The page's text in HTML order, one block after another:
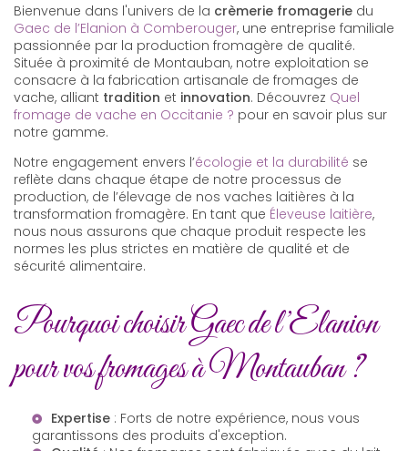
Bienvenue dans l'univers de la crèmerie fromagerie du
Gaec de l’Elanion à Comberouger, une entreprise familiale
passionnée par la production fromagère de qualité.
Située à proximité de Montauban, notre exploitation se
consacre à la fabrication artisanale de fromages de
vache, alliant tradition et innovation. Découvrez Quel
fromage de vache en Occitanie ? pour en savoir plus sur
notre gamme.
Notre engagement envers l’écologie et la durabilité se
reflète dans chaque étape de notre processus de
production, de l’élevage de nos vaches laitières à la
transformation fromagère. En tant que Éleveuse laitière,
nous nous assurons que chaque produit respecte les
normes les plus strictes en matière de qualité et de
sécurité alimentaire.
Pourquoi choisir Gaec de l’Elanion
pour vos fromages à Montauban ?
Expertise : Forts de notre expérience, nous vous
garantissons des produits d'exception.